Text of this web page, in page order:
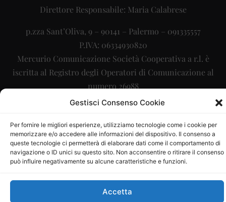
Gestisci Consenso Cookie
Per fornire le migliori esperienze, utilizziamo tecnologie come i cookie per
memorizzare e/o accedere alle informazioni del dispositivo. Il consenso a
queste tecnologie ci permetterà di elaborare dati come il comportamento di
navigazione o ID unici su questo sito. Non acconsentire o ritirare il consenso
può influire negativamente su alcune caratteristiche e funzioni.
Accetta
Direttore Responsabile: Maria Calabrese
p.zza Sant’Oliva, 9 – 90141 – Palermo – 091335557
P.IVA: 06334930820
Mercurio Comunicazione Società Cooperativa a r.l. è
iscritta al Registro degli Operatori di Comunicazione al
numero 26988
Sito gestito daLa Digitale srl– info@ladigitale.it